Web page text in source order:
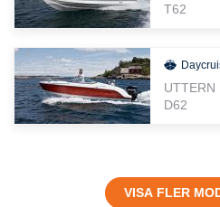
T62
UTTERN
D62
VISA FLER